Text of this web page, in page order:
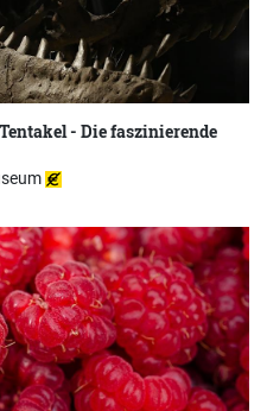
- Die faszinierende